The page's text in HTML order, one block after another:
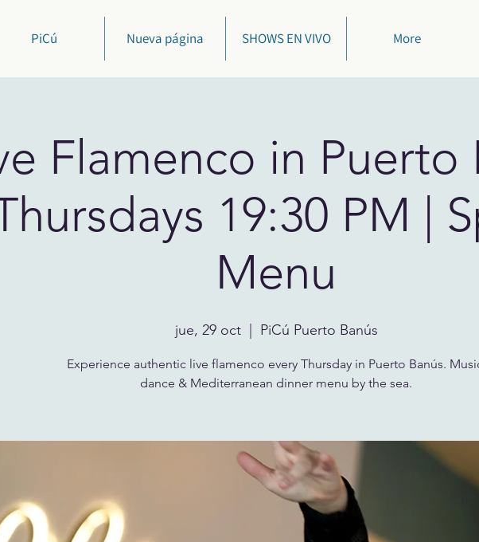
PiCú Nueva página SHOWS EN VIVO More
Flamenco in Puerto
19:30 PM |
Menu
jue, 29 oct
  |
PiCú Puerto Banús
Experience authentic live flamenco every Thursday in Puerto Banús.
dance & Mediterranean dinner menu by the sea.